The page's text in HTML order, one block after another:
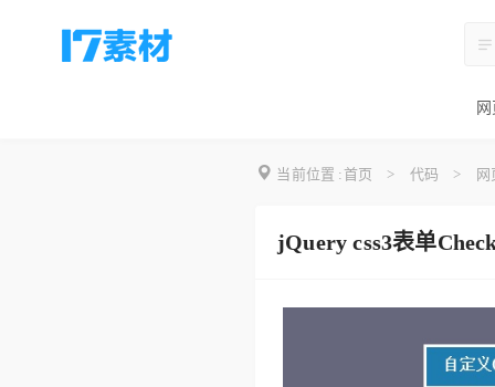
当前位置 :首页 > 代码 > 网
jQuery css3表单